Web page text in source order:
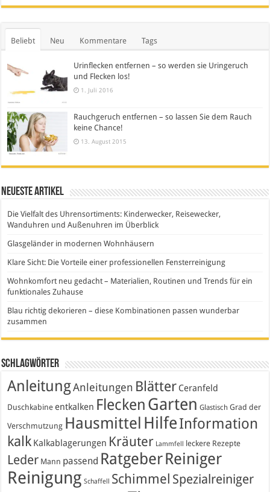
Beliebt Neu Kommentare Tags
Urinflecken entfernen – so werden sie Uringeruch
und Flecken los!
1. Juli 2016
Rauchgeruch entfernen – so lassen Sie dem Rauch
keine Chance!
13. August 2015
Neueste Artikel
Die Vielfalt des Uhrensortiments: Kinderwecker, Reisewecker,
Wanduhren und Außenuhren im Überblick
Glasgeländer in modernen Wohnhäusern
Klare Sicht: Die Vorteile einer professionellen Fensterreinigung
Wohnkomfort neu gedacht – Materialien, Routinen und Trends für ein
funktionales Zuhause
Blau richtig dekorieren – diese Kombinationen passen wunderbar
zusammen
Schlagwörter
AnleitungAnleitungen Blätter Ceranfeld
Duschkabine entkalken Flecken Garten Glastisch Grad der
Verschmutzung Hausmittel HilfeInformation
kalk Kalkablagerungen Kräuter Lammfell leckere Rezepte
Leder Mann passend RatgeberReiniger
Reinigung Schaffell Schimmel Spezialreiniger